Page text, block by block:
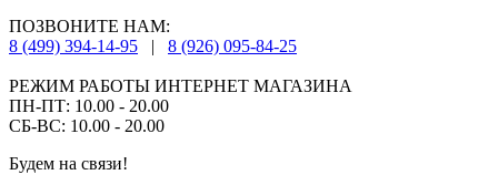
ПОЗВОНИТЕ НАМ:
8 (499) 394-14-95
| 8 (926) 095-84-25
РЕЖИМ РАБОТЫ ИНТЕРНЕТ МАГАЗИНА
ПН-ПТ: 10.00 - 20.00
СБ-ВС: 10.00 - 20.00
Будем на связи!